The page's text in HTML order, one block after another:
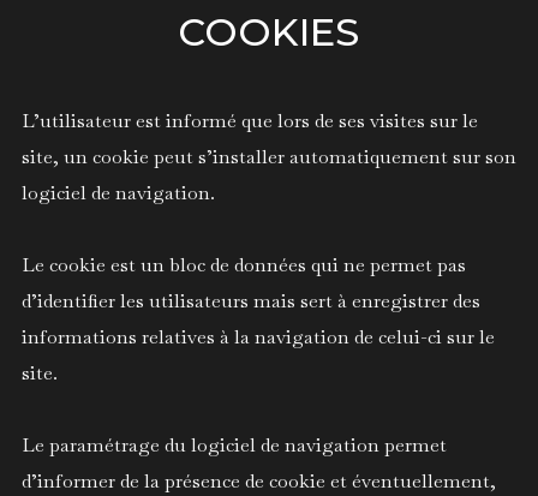
COOKIES
L’utilisateur est informé que lors de ses visites sur le
site, un cookie peut s’installer automatiquement sur son
logiciel de navigation.
Le cookie est un bloc de données qui ne permet pas
d’identifier les utilisateurs mais sert à enregistrer des
informations relatives à la navigation de celui-ci sur le
site.
Le paramétrage du logiciel de navigation permet
d’informer de la présence de cookie et éventuellement,